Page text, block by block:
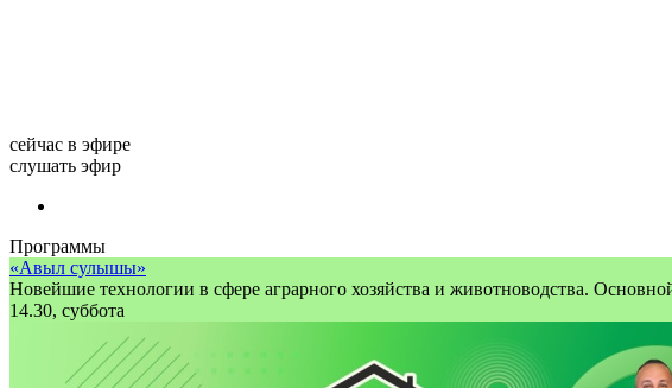
сейчас в эфире
слушать эфир
Программы
«Авыл сулышы»
Новейшие технологии в сфере аграрного хозяйства и животноводства.
14.30, суббота